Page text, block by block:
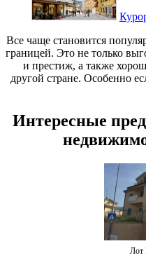
Все чаще становится
границей. Это не только
и престиж, а также
другой стране. Особенно
Интересные
Лот